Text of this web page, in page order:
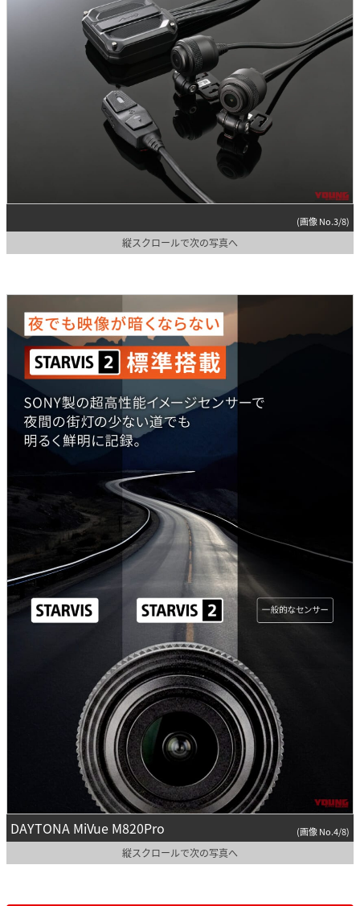
(画像 No.3/8)
縦スクロールで次の写真へ
DAYTONA MiVue M820Pro (画像 No.4/8)
縦スクロールで次の写真へ